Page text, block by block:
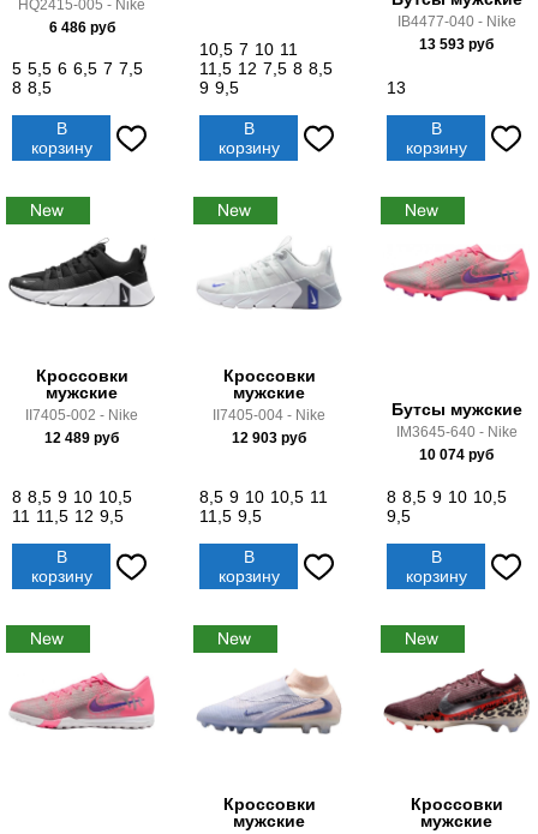
HQ2415-005 - Nike
6 486руб
5 5,5 6 6,5 7 7,5
8 8,5
В
корзину
10,5 7 10 11
11,5 12 7,5 8 8,5
9 9,5
В
корзину
IB4477-040 - Nike
13 593 руб
13
В
корзину
Кроссовки
мужские
II7405-002 - Nike
12 489 руб
8 8,5 9 10 10,5
11 11,5 12 9,5
В
корзину
Кроссовки
мужские
II7405-004 - Nike
12 903 руб
8,5 9 10 10,5 11
11,5 9,5
В
корзину
Бутсы мужские
IM3645-640 - Nike
10 074 руб
8 8,5 9 10 10,5
9,5
В
корзину
Кроссовки
мужские
Кроссовки
мужские